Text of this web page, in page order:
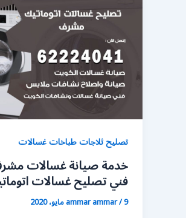
تصليح ثلاجات طباخات غسالات
فني تصليح غسالات
ammar ammar/9 مايو، 2020